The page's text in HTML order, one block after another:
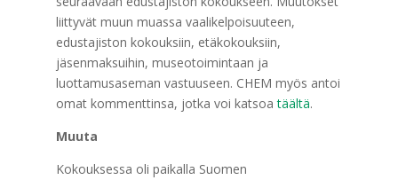
liittyvät muun muassa vaalikelpoisuuteen,
edustajiston kokouksiin, etäkokouksiin,
jäsenmaksuihin, museotoimintaan ja
luottamusaseman vastuuseen. CHEM myös antoi
omat kommenttinsa, jotka voi katsoatäältä.
Muuta
Kokouksessa oli paikalla Suomen